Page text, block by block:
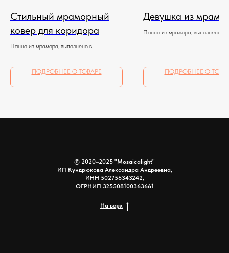
Стильный мраморный
ковер для коридора
Панно из мрамора, выполнено в
ПОДРОБНЕЕ О ТОВАРЕ
Девушка из
Панно из мрамора, выполнено в
ПОДРОБНЕЕ О
© 2020–2025 "Mosaicalight"
ИП Кундрюкова Александра Андреевна,
ИНН 502756343242,
ОГРНИП 325508100363661
На верх